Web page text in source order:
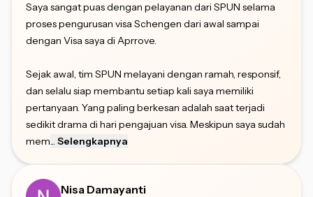
Saya sangat puas dengan pelayanan dari SPUN selama
proses pengurusan visa Schengen dari awal sampai
dengan Visa saya di Aprrove.
Sejak awal, tim SPUN melayani dengan ramah, responsif,
dan selalu siap membantu setiap kali saya memiliki
pertanyaan. Yang paling berkesan adalah saat terjadi
sedikit drama di hari pengajuan visa. Meskipun saya sudah
mem... Selengkapnya
Nisa Damayanti